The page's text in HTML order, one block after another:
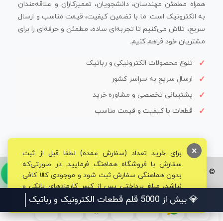
همراه مطمئن مهندسان، دانشجویان، تعمیرکاران و علاقه‌مندان
به الکترونیک است. ما با تضمین کیفیت، قیمت مناسب و ارسال
سریع، تلاش می‌کنیم تا تجربه‌ای ساده، مطمئن و حرفه‌ای را برای
مشتریان خود فراهم کنیم.
تنوع محصولات الکترونیکی و رباتیک
ارسال سریع به سراسر کشور
پشتیبانی تخصصی و مشاوره خرید
قطعات با کیفیت و قیمت مناسب
© تمامی حقوق برای فروشگاه تخصصی قم الکترونیک محفوظ می‌باشد.
برای خرید تعداد (سفارش عمده) لطفا قبل از ثبت
سفارش با فروشگاه هماهنگ فرمایید. در صورتی‌که
بدون هماهنگی سفارش ثبت شود و موجودی کالا کافی
نباشد، مبلغ پرداختی پس از کسر کارمزدهای بانکی و
مالیاتی به حساب شما بازگشت داده خواهد شد.
×
💎 بیش از 5000 قلم قطعات الکترونیک و رباتیک